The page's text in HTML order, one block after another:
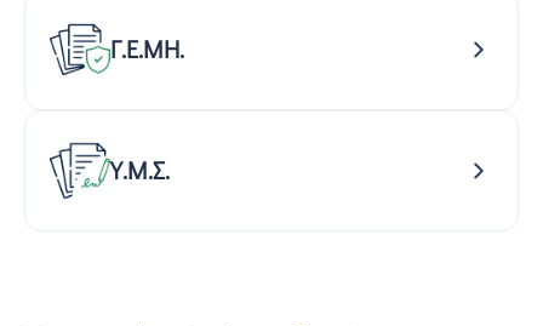
Γ.Ε.ΜΗ.
Υ.Μ.Σ.